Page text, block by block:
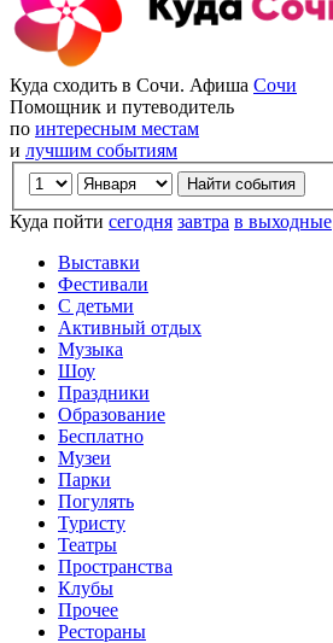
Куда сходить в Сочи. Афиша Сочи
Помощник и путеводитель
по интересным местам
и лучшим событиям
Куда пойти сегодня завтра в выходные
Выставки
Фестивали
С детьми
Активный отдых
Музыка
Шоу
Праздники
Образование
Бесплатно
Музеи
Парки
Погулять
Туристу
Театры
Пространства
Клубы
Прочее
Рестораны